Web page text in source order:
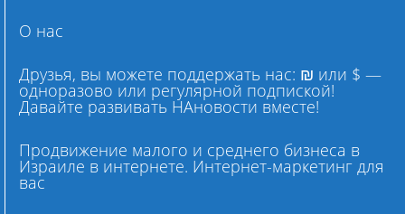
О нас
Друзья, вы можете поддержать нас: ₪ или $ —
одноразово или регулярной подпиской!
Давайте развивать НАновости вместе!
Продвижение малого и среднего бизнеса в
Израиле в интернете. Интернет-маркетинг для
вас